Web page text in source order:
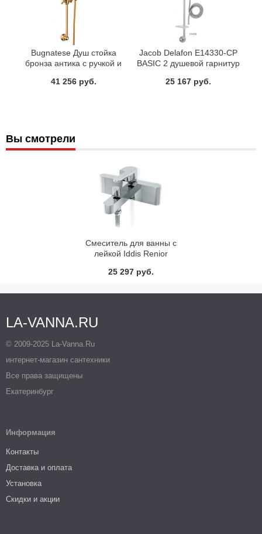
Bugnatese Душ стойка
бронза антика с ручкой и
41 256 руб.
Jacob Delafon E14330-CP
BASIC 2 душевой гарнитур
см, ручной душ 3 реж)
25 167 руб.
Вы смотрели
Смеситель для ванны с
лейкой Iddis Renior
25 297 руб.
LA-VANNA.RU
© 2009-2025 La-Vanna.Ru
интернет-магазин сантехники
Все права защищены
Екатеринбург
Информация
Контакты
Доставка и оплата
Установка
Скидки и акции